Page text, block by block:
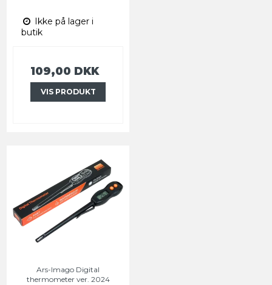
Ikke på lager i
butik
109,00 DKK
VIS PRODUKT
Ars-Imago Digital
thermometer ver. 2024